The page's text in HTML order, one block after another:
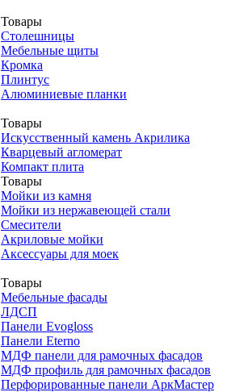
Товары
Столешницы
Мебельные щиты
Кромка
Плинтус
Алюминиевые планки
Товары
Искусственный камень Акрилика
Кварцевый агломерат
Компакт плита
Товары
Мойки из камня
Мойки из нержавеющей стали
Смесители
Акриловые мойки
Аксессуары для моек
Товары
Мебельные фасады
ЛДСП
Панели Evogloss
Панели Eterno
МДФ панели для рамочных фасадов
МДФ профиль для рамочных фасадов
Перфорированные панели АркМастер